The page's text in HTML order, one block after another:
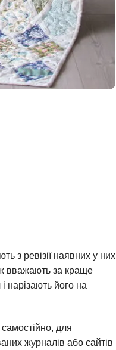
з ревізії наявних у них
ж вважають за краще
нарізають його на
для
журналів або сайтів